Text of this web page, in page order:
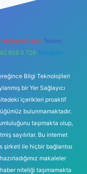
Teams:
606 0 726 Telegram:
Bilgi Teknolojileri
bir Yer Sağlayıcı
içerikleri proaktif
bulunmamaktadır.
taşımakta olup,
sayılırlar. Bu internet
şirketi ile hiçbir bağlantısı
makaleler
niteliği taşımamakta